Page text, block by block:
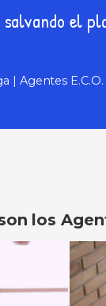
salvando el
| Agentes E.C.O.
los